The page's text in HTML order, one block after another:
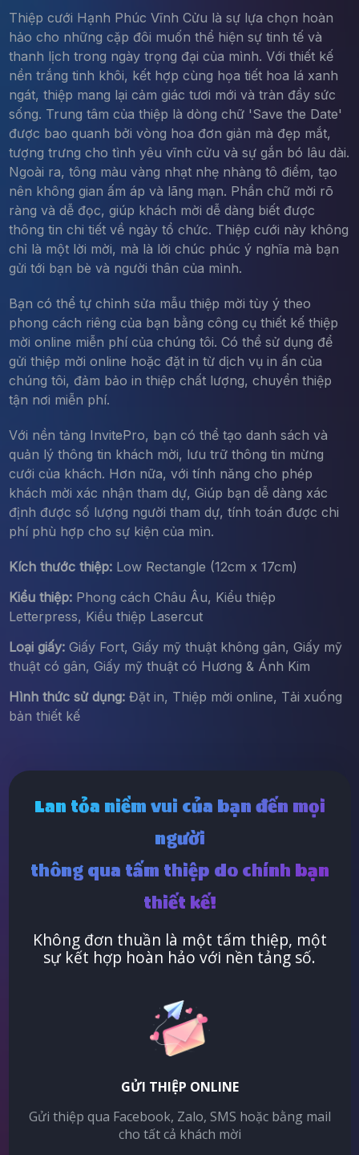
Thiệp cưới Hạnh Phúc Vĩnh Cửu là sự lựa chọn hoàn
hảo cho những cặp đôi muốn thể hiện sự tinh tế và
thanh lịch trong ngày trọng đại của mình. Với thiết kế
nền trắng tinh khôi, kết hợp cùng họa tiết hoa lá xanh
ngát, thiệp mang lại cảm giác tươi mới và tràn đầy sức
sống. Trung tâm của thiệp là dòng chữ 'Save the Date'
được bao quanh bởi vòng hoa đơn giản mà đẹp mắt,
tượng trưng cho tình yêu vĩnh cửu và sự gắn bó lâu dài.
Ngoài ra, tông màu vàng nhạt nhẹ nhàng tô điểm, tạo
nên không gian ấm áp và lãng mạn. Phần chữ mời rõ
ràng và dễ đọc, giúp khách mời dễ dàng biết được
thông tin chi tiết về ngày tổ chức. Thiệp cưới này không
chỉ là một lời mời, mà là lời chúc phúc ý nghĩa mà bạn
gửi tới bạn bè và người thân của mình.
Bạn có thể tự chỉnh sửa mẫu thiệp mời tùy ý theo
phong cách riêng của bạn bằng công cụ thiết kế thiệp
mời online miễn phí của chúng tôi. Có thể sử dụng để
gửi thiệp mời online hoặc đặt in từ dịch vụ in ấn của
chúng tôi, đảm bảo in thiệp chất lượng, chuyển thiệp
tận nơi miễn phí.
Với nền tảng InvitePro, bạn có thể tạo danh sách và
quản lý thông tin khách mời, lưu trữ thông tin mừng
cưới của khách. Hơn nữa, với tính năng cho phép
khách mời xác nhận tham dự, Giúp bạn dễ dàng xác
định được số lượng người tham dự, tính toán được chi
phí phù hợp cho sự kiện của mìn.
Kích thước thiệp:Low Rectangle (12cm x 17cm)
Kiểu thiệp:Phong cách Châu Âu, Kiểu thiệp
Letterpress, Kiểu thiệp Lasercut
Loại giấy:Giấy Fort, Giấy mỹ thuật không gân, Giấy mỹ
thuật có gân, Giấy mỹ thuật có Hương & Ánh Kim
Hình thức sử dụng:Đặt in, Thiệp mời online, Tải xuống
bản thiết kế
Lan tỏa niềm vui của bạn đến mọi
người
thông qua tấm thiệp do chính bạn
thiết kế!
Không đơn thuần là một tấm thiệp, một
sự kết hợp hoàn hảo với nền tảng số.
GỬI THIỆP ONLINE
Gửi thiệp qua Facebook, Zalo, SMS hoặc bằng mail
cho tất cả khách mời